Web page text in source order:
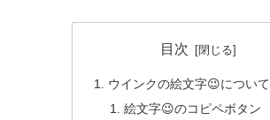
目次
ウインクの絵文字😉について
絵文字😉のコピペボタン